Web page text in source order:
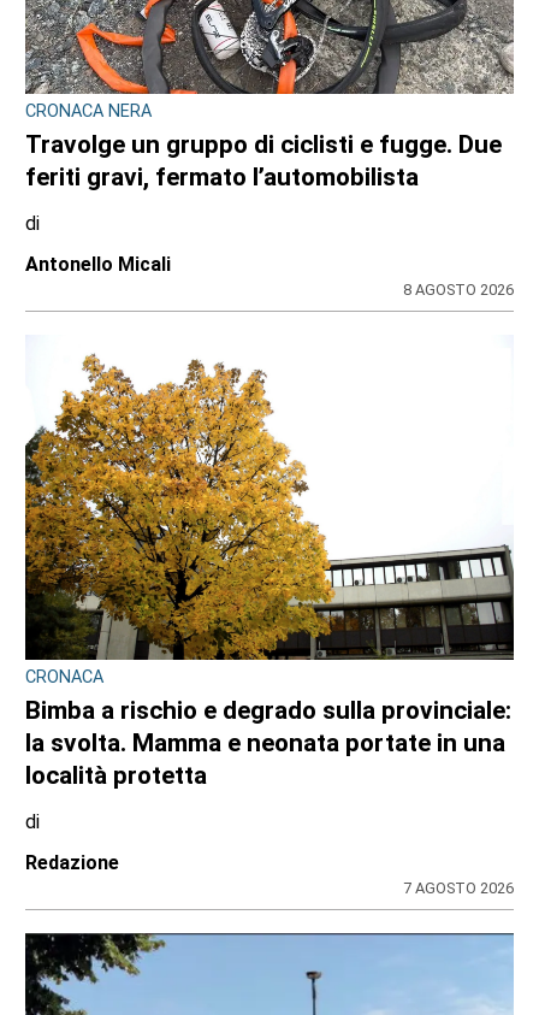
CRONACA NERA
Travolge un gruppo di ciclisti e fugge. Due
feriti gravi, fermato l’automobilista
di
Antonello Micali
8 AGOSTO 2026
CRONACA
Bimba a rischio e degrado sulla provinciale:
la svolta. Mamma e neonata portate in una
località protetta
di
Redazione
7 AGOSTO 2026